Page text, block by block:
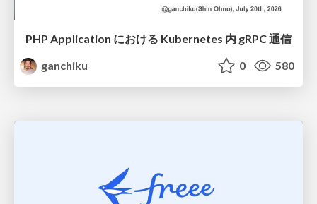
PHP Application における Kubernetes 内 gRPC 通信
ganchiku
0 580